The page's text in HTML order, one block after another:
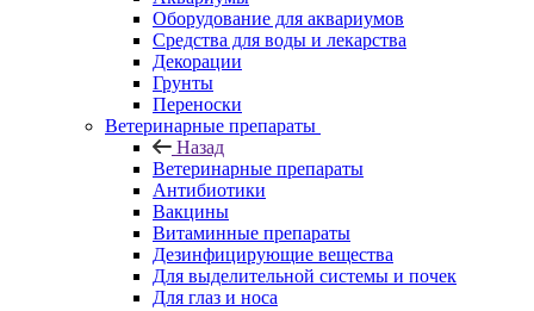
Оборудование для аквариумов
Средства для воды и лекарства
Декорации
Грунты
Переноски
Ветеринарные препараты
Назад
Ветеринарные препараты
Антибиотики
Вакцины
Витаминные препараты
Дезинфицирующие вещества
Для выделительной системы и почек
Для глаз и носа